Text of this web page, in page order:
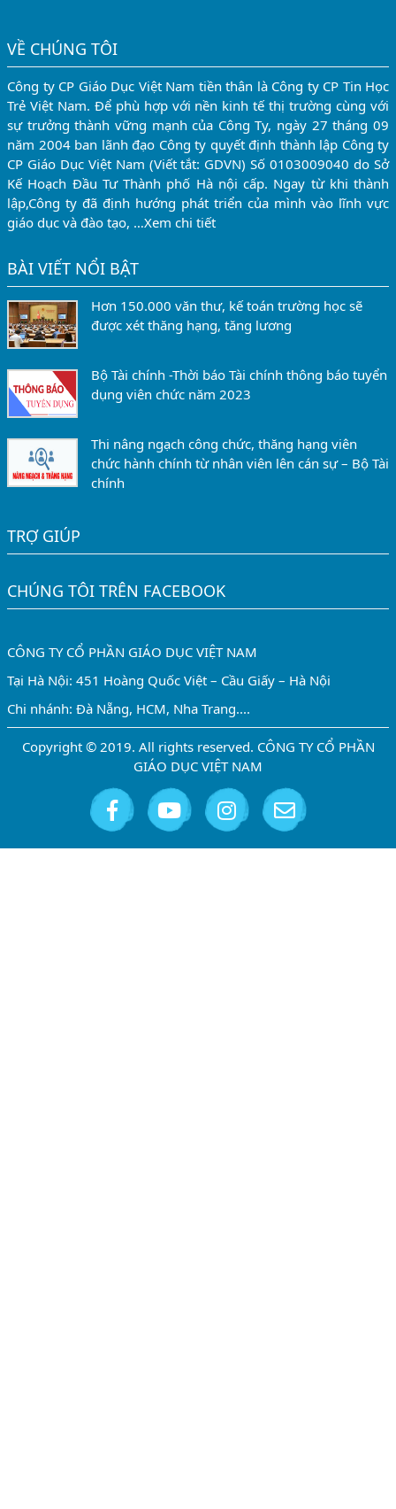
VỀ CHÚNG TÔI
Công ty CP Giáo Dục Việt Nam tiền thân là Công ty CP Tin Học
Trẻ Việt Nam. Để phù hợp với nền kinh tế thị trường cùng với
sự trưởng thành vững mạnh của Công Ty, ngày 27 tháng 09
năm 2004 ban lãnh đạo Công ty quyết định thành lập Công ty
CP Giáo Dục Việt Nam (Viết tắt: GDVN) Số 0103009040 do Sở
Kế Hoạch Đầu Tư Thành phố Hà nội cấp. Ngay từ khi thành
lập,Công ty đã định hướng phát triển của mình vào lĩnh vực
giáo dục và đào tạo, …Xem chi tiết
BÀI VIẾT NỔI BẬT
Hơn 150.000 văn thư, kế toán trường học sẽ
được xét thăng hạng, tăng lương
Bộ Tài chính -Thời báo Tài chính thông báo tuyển
dụng viên chức năm 2023
Thi nâng ngạch công chức, thăng hạng viên
chức hành chính từ nhân viên lên cán sự – Bộ Tài
chính
TRỢ GIÚP
CHÚNG TÔI TRÊN FACEBOOK
CÔNG TY CỔ PHẦN GIÁO DỤC VIỆT NAM
Tại Hà Nội: 451 Hoàng Quốc Việt – Cầu Giấy – Hà Nội
Chi nhánh: Đà Nẵng, HCM, Nha Trang....
Copyright © 2019. All rights reserved. CÔNG TY CỔ PHẦN
GIÁO DỤC VIỆT NAM